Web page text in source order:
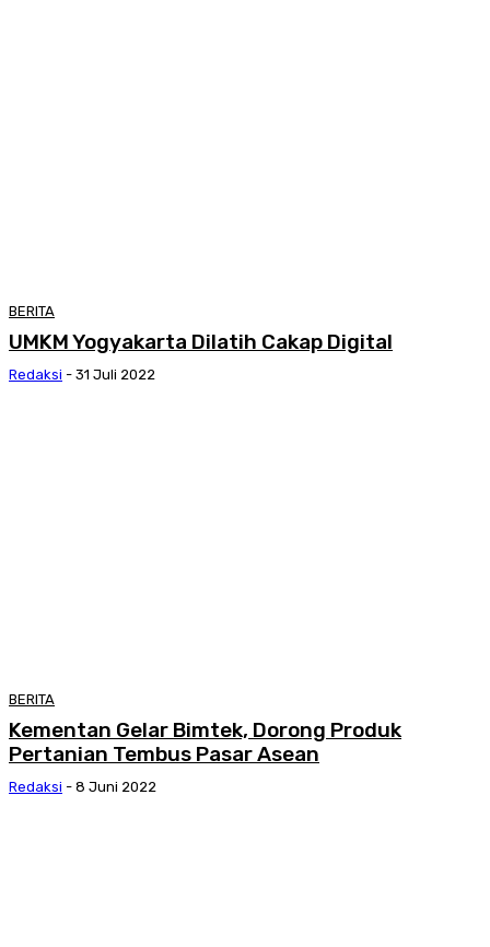
BERITA
UMKM Yogyakarta Dilatih Cakap Digital
Redaksi - 31 Juli 2022
BERITA
Kementan Gelar Bimtek, Dorong Produk
Pertanian Tembus Pasar Asean
Redaksi - 8 Juni 2022